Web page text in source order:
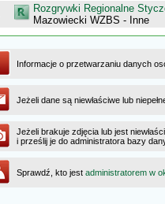
Rozgrywki Regionalne
Mazowiecki WZBS - Inne
Informacje o przetwarzaniu danych
Jeżeli dane są niewłaściwe lub
Jeżeli brakuje zdjęcia lub jest
i prześlij je do administratora bazy
Sprawdź, kto jest administratorem w